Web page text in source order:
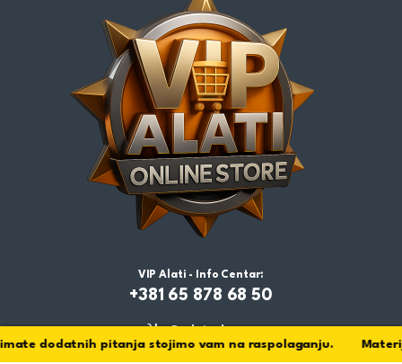
Dodaj u korpu
VIP Alati - Info Centar:
+381 65 878 68 50
dodatnih pitanja stojimo vam na raspolaganju.